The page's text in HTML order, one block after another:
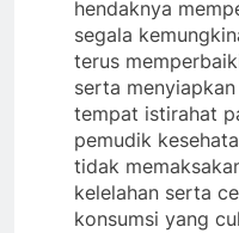
hendaknya
segala
terus
serta
tempat istirahat
pemudik
tidak
kelelahan serta
konsumsi yang